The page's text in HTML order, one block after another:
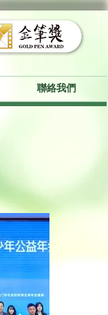
聯絡我們